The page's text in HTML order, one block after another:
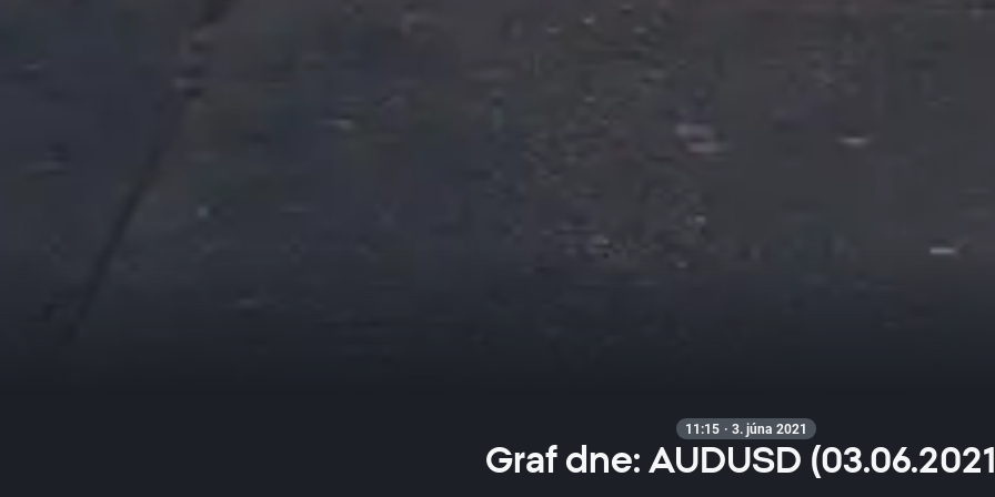
11:15 · 3. júna 2021
Graf dne: AUDUSD